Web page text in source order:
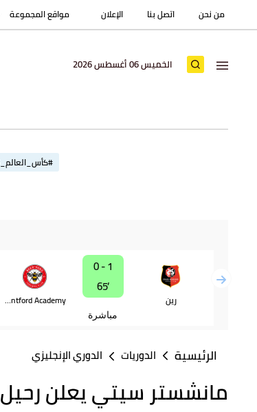
من نحن اتصل بنا الإعلان مواقع المجموعة
الخميس 06 أغسطس 2026
#كأس_العالم_2026
رين
1 - 0
65‎’‎
مباشرة
Brentford Academy
الرئيسية الدوريات الدوري الإنجليزي
مانشستر سيتي يعلن رحيل 5 من مساعدي غوارديولا